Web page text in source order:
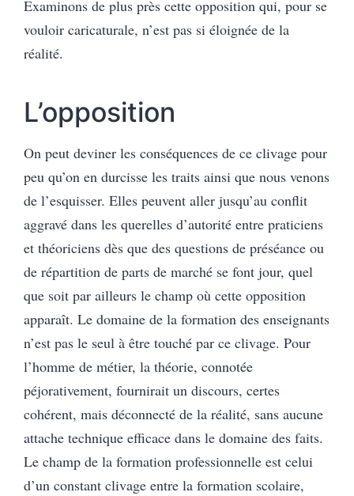
Examinons de plus près cette opposition qui, pour se
vouloir caricaturale, n’est pas si éloignée de la
réalité.
L’opposition
On peut deviner les conséquences de ce clivage pour
peu qu’on en durcisse les traits ainsi que nous venons
de l’esquisser. Elles peuvent aller jusqu’au conflit
aggravé dans les querelles d’autorité entre praticiens
et théoriciens dès que des questions de préséance ou
de répartition de parts de marché se font jour, quel
que soit par ailleurs le champ où cette opposition
apparaît. Le domaine de la formation des enseignants
n’est pas le seul à être touché par ce clivage. Pour
l’homme de métier, la théorie, connotée
péjorativement, fournirait un discours, certes
cohérent, mais déconnecté de la réalité, sans aucune
attache technique efficace dans le domaine des faits.
Le champ de la formation professionnelle est celui
d’un constant clivage entre la formation scolaire,